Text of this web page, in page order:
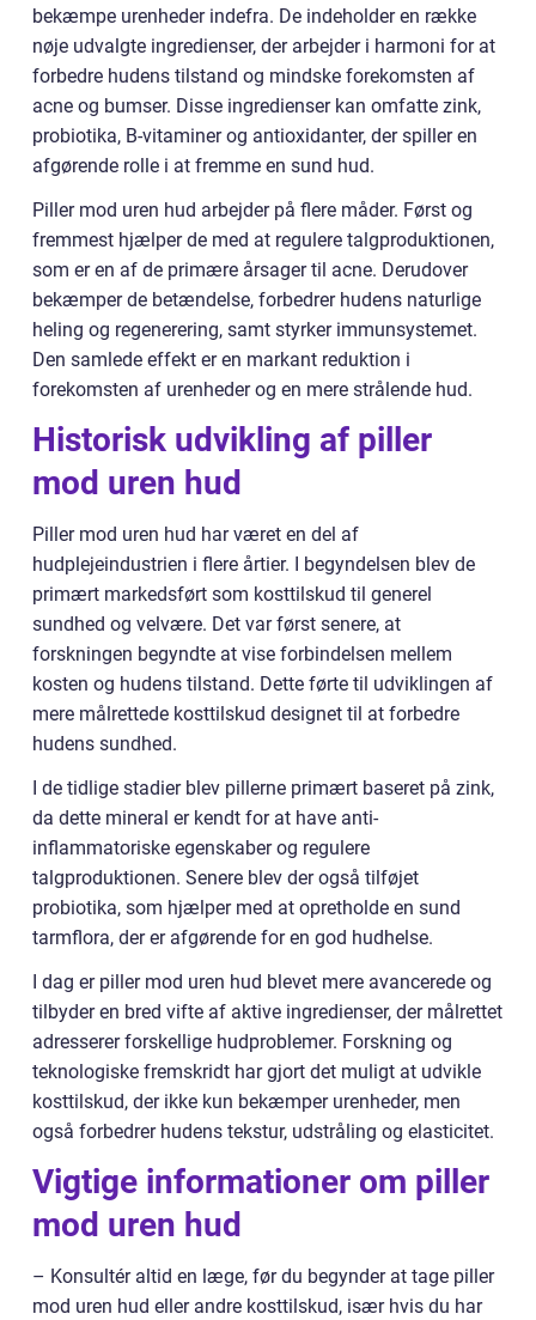
bekæmpe urenheder indefra. De indeholder en række
nøje udvalgte ingredienser, der arbejder i harmoni for at
forbedre hudens tilstand og mindske forekomsten af
acne og bumser. Disse ingredienser kan omfatte zink,
probiotika, B-vitaminer og antioxidanter, der spiller en
afgørende rolle i at fremme en sund hud.
Piller mod uren hud arbejder på flere måder. Først og
fremmest hjælper de med at regulere talgproduktionen,
som er en af de primære årsager til acne. Derudover
bekæmper de betændelse, forbedrer hudens naturlige
heling og regenerering, samt styrker immunsystemet.
Den samlede effekt er en markant reduktion i
forekomsten af urenheder og en mere strålende hud.
Historisk udvikling af piller
mod uren hud
Piller mod uren hud har været en del af
hudplejeindustrien i flere årtier. I begyndelsen blev de
primært markedsført som kosttilskud til generel
sundhed og velvære. Det var først senere, at
forskningen begyndte at vise forbindelsen mellem
kosten og hudens tilstand. Dette førte til udviklingen af
mere målrettede kosttilskud designet til at forbedre
hudens sundhed.
I de tidlige stadier blev pillerne primært baseret på zink,
da dette mineral er kendt for at have anti-
inflammatoriske egenskaber og regulere
talgproduktionen. Senere blev der også tilføjet
probiotika, som hjælper med at opretholde en sund
tarmflora, der er afgørende for en god hudhelse.
I dag er piller mod uren hud blevet mere avancerede og
tilbyder en bred vifte af aktive ingredienser, der målrettet
adresserer forskellige hudproblemer. Forskning og
teknologiske fremskridt har gjort det muligt at udvikle
kosttilskud, der ikke kun bekæmper urenheder, men
også forbedrer hudens tekstur, udstråling og elasticitet.
Vigtige informationer om piller
mod uren hud
– Konsultér altid en læge, før du begynder at tage piller
mod uren hud eller andre kosttilskud, især hvis du har